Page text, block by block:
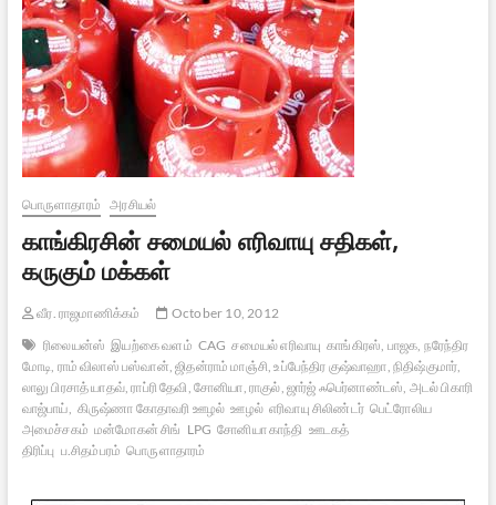
பொருளாதாரம் அரசியல்
காங்கிரசின் சமையல் எரிவாயு சதிகள்,
கருகும் மக்கள்
வீர. ராஜமாணிக்கம்
October 10, 2012
ரிலையன்ஸ் இயற்கை வளம் CAG சமையல் எரிவாயு காங்கிரஸ், பாஜக, நரேந்திர
மோடி, ராம் விலாஸ் பஸ்வான், ஜிதன்ராம் மாஞ்சி, உப்பேந்திர குஷ்வாஹா, நிதிஷ்குமார்,
லாலு பிரசாத் யாதவ், ராப்ரி தேவி, சோனியா, ராகுல், ஜார்ஜ் ஃபெர்னாண்டஸ், அடல் பிகாரி
வாஜ்பாய், கிருஷ்ணா கோதாவரி ஊழல் ஊழல் எரிவாயு சிலிண்டர் பெட்ரோலிய
அமைச்சகம் மன்மோகன் சிங் LPG சோனியா காந்தி ஊடகத்
திரிப்பு ப.சிதம்பரம் பொருளாதாரம்